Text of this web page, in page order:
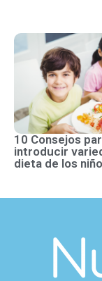
10 Consejos
introducir
dieta de los